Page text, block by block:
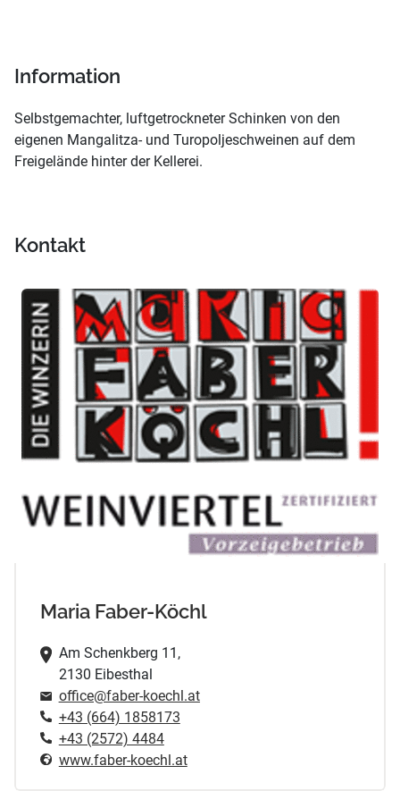
Information
Selbstgemachter, luftgetrockneter Schinken von den
eigenen Mangalitza- und Turopoljeschweinen auf dem
Freigelände hinter der Kellerei.
Kontakt
Maria Faber-Köchl
Am Schenkberg 11,
2130 Eibesthal
office@faber-koechl.at
+43 (664) 1858173
+43 (2572) 4484
www.faber-koechl.at